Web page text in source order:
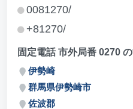
0081270/
+81270/
固定電話 市外局番 0270
伊勢崎
群馬県伊勢崎市
佐波郡